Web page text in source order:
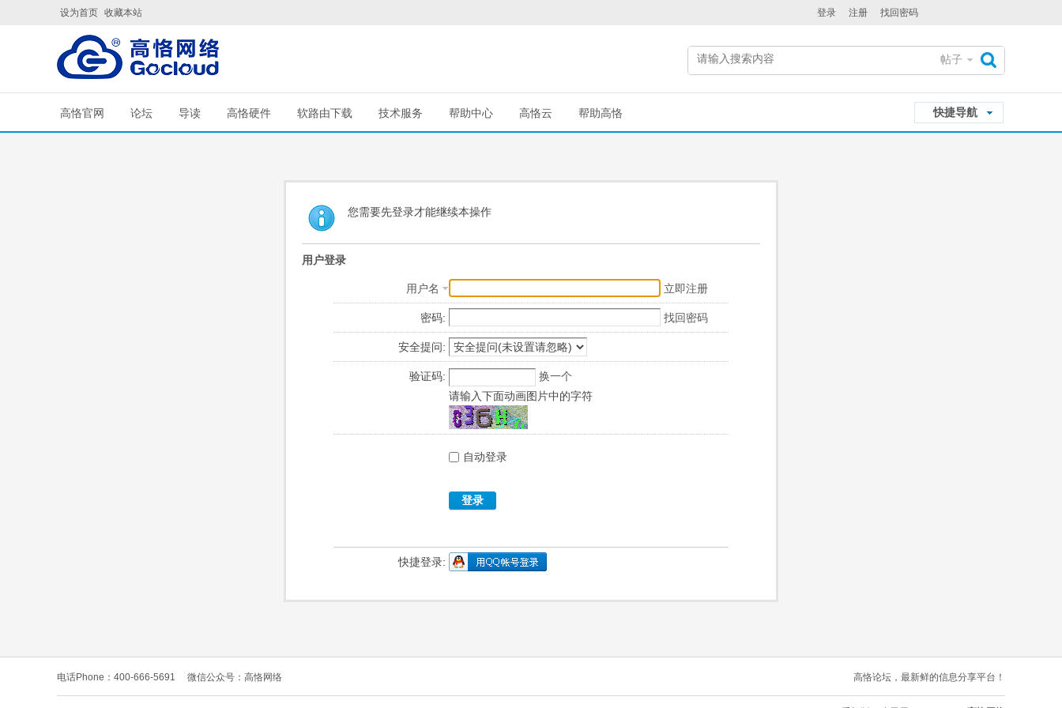
设为首页 收藏本站 登录 注册 找回密码
帖子
快捷导航
高恪官网 论坛 导读 高恪硬件 软路由下载 技术服务 帮助中心 高恪云 帮助高恪
您需要先登录才能继续本操作
用户登录
用户名 立即注册
密码: 找回密码
安全提问:
验证码:
换一个
请输入下面动画图片中的字符
自动登录
登录
快捷登录:
电话Phone：400-666-5691 微信公众号：高恪网络 高恪论坛，最新鲜的信息分享平台！